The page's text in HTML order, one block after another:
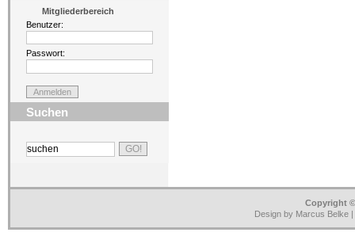
Mitgliederbereich
Benutzer:
Passwort:
Suchen
Copyright
Design by Marcus Belke